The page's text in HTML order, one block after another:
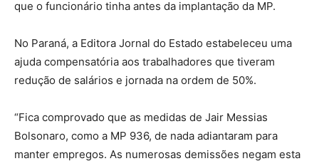
que o funcionário tinha antes da implantação da MP.
No Paraná, a Editora Jornal do Estado estabeleceu uma
ajuda compensatória aos trabalhadores que tiveram
redução de salários e jornada na ordem de 50%.
“Fica comprovado que as medidas de Jair Messias
Bolsonaro, como a MP 936, de nada adiantaram para
manter empregos. As numerosas demissões negam esta